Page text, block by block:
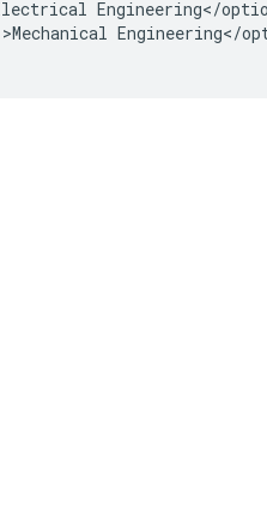
Engineering</
Engineering</